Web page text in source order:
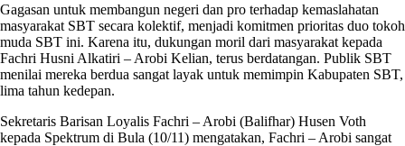
Gagasan untuk membangun negeri dan pro terhadap kemaslahatan
masyarakat SBT secara kolektif, menjadi komitmen prioritas duo tokoh
muda SBT ini. Karena itu, dukungan moril dari masyarakat kepada
Fachri Husni Alkatiri – Arobi Kelian, terus berdatangan. Publik SBT
menilai mereka berdua sangat layak untuk memimpin Kabupaten SBT,
lima tahun kedepan.
Sekretaris Barisan Loyalis Fachri – Arobi (Balifhar) Husen Voth
kepada Spektrum di Bula (10/11) mengatakan, Fachri – Arobi sangat